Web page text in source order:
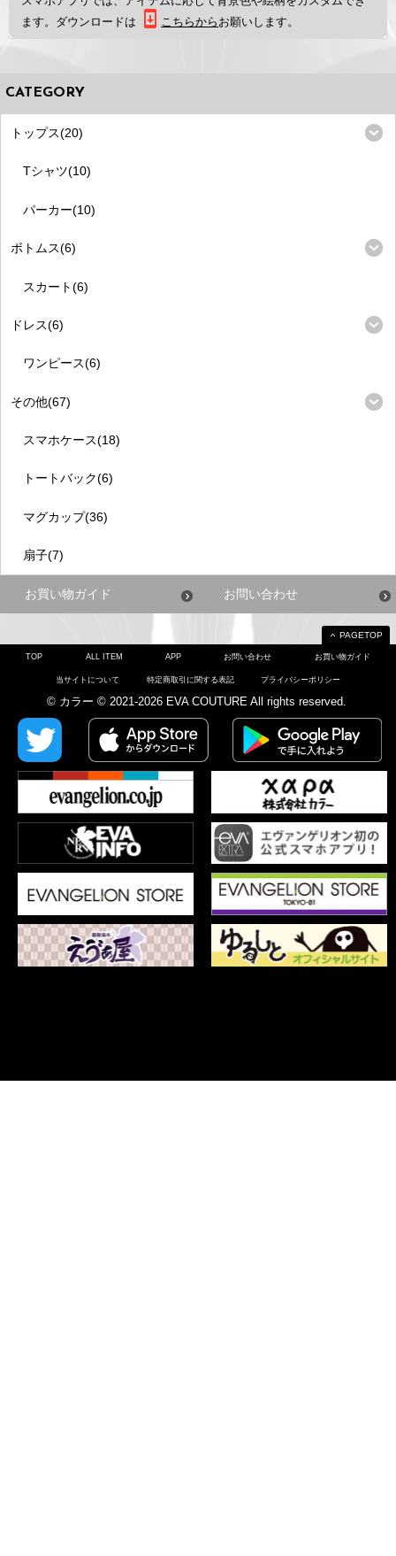
ます。ダウンロードは
こちらから お願いします。
CATEGORY
トップス(20)
Tシャツ(10)
パーカー(10)
ボトムス(6)
スカート(6)
ドレス(6)
ワンピース(6)
その他(67)
スマホケース(18)
トートバック(6)
マグカップ(36)
扇子(7)
お買い物ガイド お問い合わせ
PAGETOP
TOP ALL ITEM APP お問い合わせ お買い物ガイド
当サイトについて 特定商取引に関する表記 プライバシーポリシー
© カラー © 2021-2026 EVA COUTURE All rights reserved.